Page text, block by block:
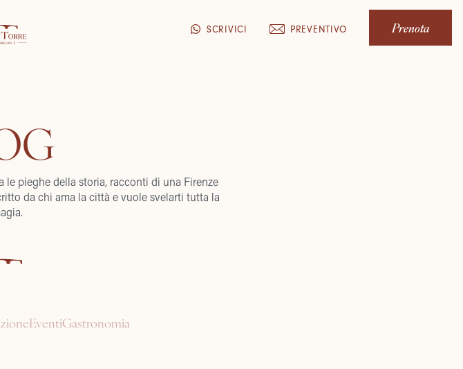
SCRIVICI PREVENTIVO Prenota
pieghe della storia, racconti di una Firenze
da chi ama la città e vuole svelarti tutta la
EventiGastronomia